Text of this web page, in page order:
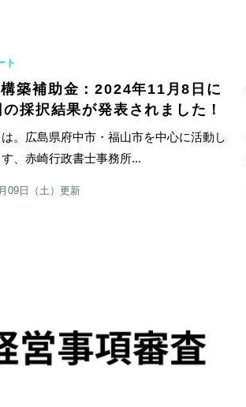
ト
築補助金：2024年11月8日に
採択結果が発表されました！
。広島県府中市・福山市を中心に活動し
、赤崎行政書士事務所...
09日（土）更新